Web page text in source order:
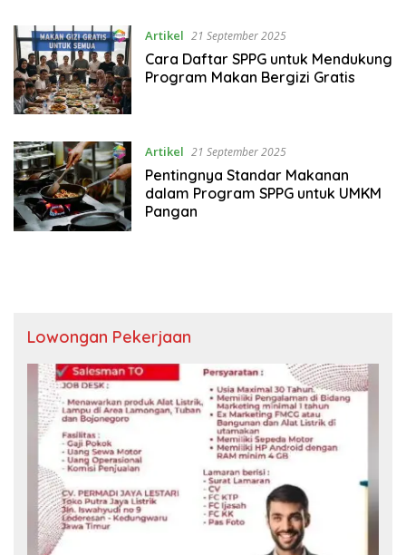
Artikel 21 September 2025
Cara Daftar SPPG untuk Mendukung
Program Makan Bergizi Gratis
Artikel 21 September 2025
Pentingnya Standar Makanan
dalam Program SPPG untuk UMKM
Pangan
Lowongan Pekerjaan